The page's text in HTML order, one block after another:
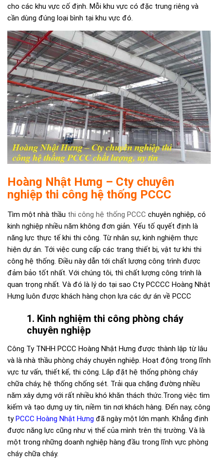
cho các khu vực cố định. Mỗi khu vực có đặc trung riêng và
cần dùng đúng loại bình tại khu vực đó.
Hoàng Nhật Hưng – Cty chuyên
nghiệp thi công hệ thống PCCC
Tìm một nhà thầu thi công hệ thống PCCC chuyên nghiệp, có
kinh nghiệp nhiều năm không đơn giản. Yếu tố quyết định là
năng lực thực tế khi thi công. Từ nhân sự, kinh nghiệm thực
hiện dự án. Tới việc cung cấp các trang thiết bị, vật tư khi thi
công hệ thống. Điều này dẫn tới chất lượng công trình được
đảm bảo tốt nhất. Với chúng tôi, thì chất lượng công trình là
quan trọng nhất. Và đó là lý do tại sao Cty PCCCC Hoàng Nhật
Hưng luôn được khách hàng chọn lựa các dự án về PCCC
1. Kinh nghiệm thi công phòng cháy
chuyên nghiệp
Công Ty TNHH PCCC Hoàng Nhật Hưng được thành lập từ lâu
và là nhà thầu phòng cháy chuyên nghiệp. Hoạt động trong lĩnh
vực tư vấn, thiết kế, thi công. Lắp đặt hệ thống phòng cháy
chữa cháy, hệ thống chống sét. Trải qua chặng đường nhiều
năm xây dựng với rất nhiều khó khăn thách thức.Trong việc tìm
kiếm và tạo dựng uy tín, niềm tin nơi khách hàng. Đến nay, công
tyPCCC Hoàng Nhật Hưng đã ngày một lớn mạnh. Khẳng định
được năng lực cũng như vị thế của mình trên thị trường. Và là
một trong những doanh nghiệp hàng đầu trong lĩnh vực phòng
cháy chữa cháy.